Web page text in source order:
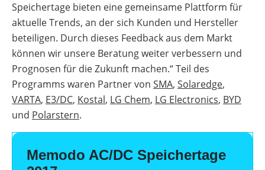
Speichertage bieten eine gemeinsame Plattform für
aktuelle Trends, an der sich Kunden und Hersteller
beteiligen. Durch dieses Feedback aus dem Markt
können wir unsere Beratung weiter verbessern und
Prognosen für die Zukunft machen.“ Teil des
Programms waren Partner von SMA, Solaredge,
VARTA, E3/DC, Kostal, LG Chem, LG Electronics, BYD
und Polarstern.
Memodo AC/DC Speichertage